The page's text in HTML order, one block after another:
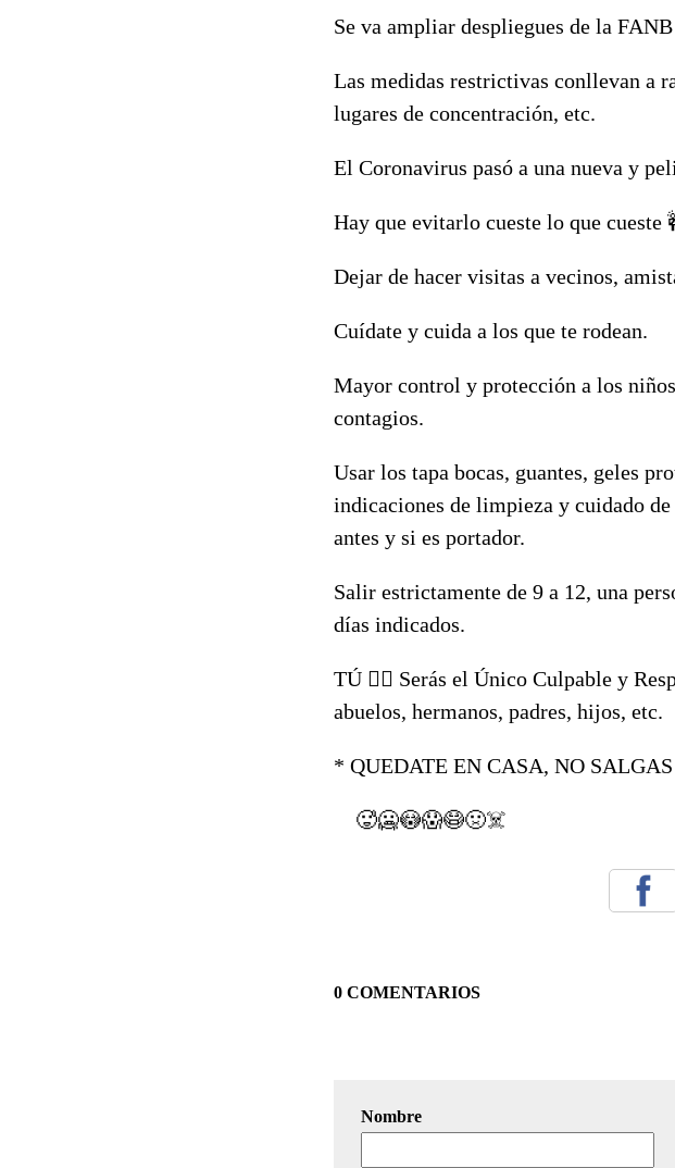
Se va ampliar despliegues de la
Las medidas restrictivas conllevan a
lugares de concentración, etc.
El Coronavirus pasó a una nueva y
Hay que evitarlo cueste lo que cueste
Dejar de hacer visitas a vecinos,
Cuídate y cuida a los que te rodean.
Mayor control y protección a los
contagios.
Usar los tapa bocas, guantes, geles
indicaciones de limpieza y cuidado
antes y si es portador.
Salir estrictamente de 9 a 12, una
días indicados.
TÚ 👉🏻 Serás el Único Culpable y
abuelos, hermanos, padres, hijos, etc.
* QUEDATE EN CASA, NO
🥵🥶😳😱😷🤢☠️
0 COMENTARIOS
Nombre